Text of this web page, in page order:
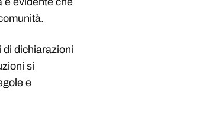
di dichiarazioni
si
e